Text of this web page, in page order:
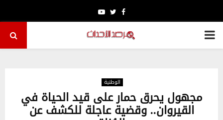
Facebook
Twitter
Youtube
PRIMARY
الوطنية
مجهول يحرق حمار على قيد الحياة في
القيروان.. وقضية عاجلة للكشف عن